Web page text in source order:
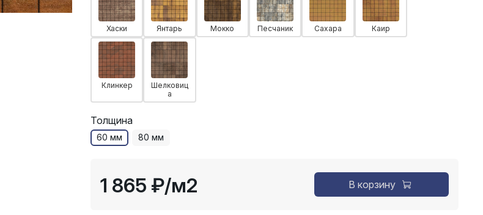
Хаски Янтарь Мокко Песчаник Сахара Каир
Клинкер
Шелковиц
а
Толщина
60 мм 80 мм
1 865 ₽/м2 В корзину